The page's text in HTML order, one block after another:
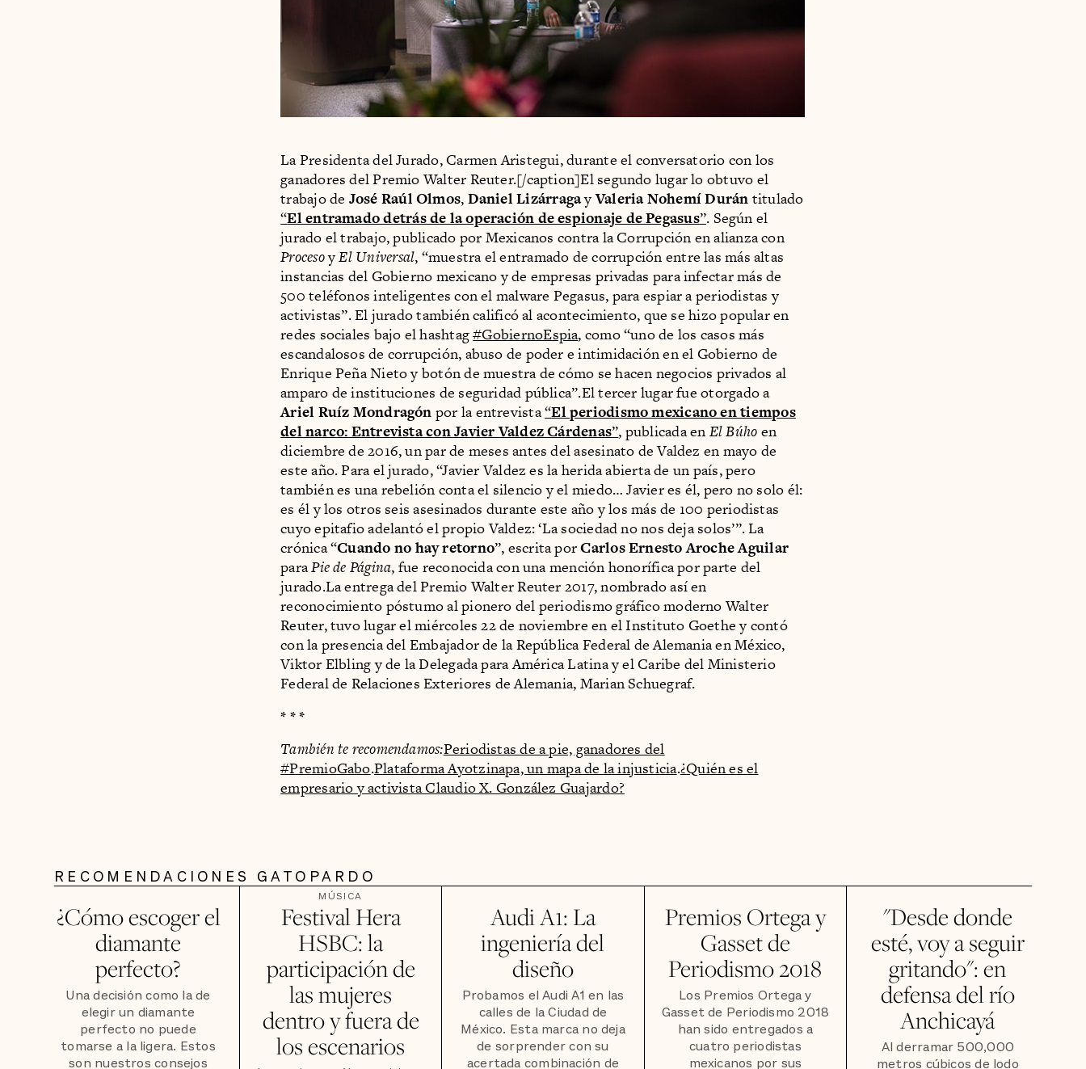
La Presidenta del Jurado, Carmen Aristegui, durante el conversatorio con los
ganadores del Premio Walter Reuter.[/caption]El segundo lugar lo obtuvo el
trabajo de José Raúl Olmos, Daniel LizárragayValeria Nohemí Durán titulado
“El entramado detrás de la operación de espionaje de Pegasus”. Según el
jurado el trabajo, publicado por Mexicanos contra la Corrupción en alianza con
ProcesoyEl Universal, “muestra el entramado de corrupción entre las más altas
instancias del Gobierno mexicano y de empresas privadas para infectar más de
500 teléfonos inteligentes con el malware Pegasus, para espiar a periodistas y
activistas”. El jurado también calificó al acontecimiento, que se hizo popular en
redes sociales bajo el hashtag#GobiernoEspia, como “uno de los casos más
escandalosos de corrupción, abuso de poder e intimidación en el Gobierno de
Enrique Peña Nieto y botón de muestra de cómo se hacen negocios privados al
amparo de instituciones de seguridad pública”.El tercer lugar fue otorgado a
Ariel Ruíz Mondragón por la entrevista“El periodismo mexicano en tiempos
del narco: Entrevista con Javier Valdez Cárdenas”, publicada en El Búho en
diciembre de 2016, un par de meses antes del asesinato de Valdez en mayo de
este año. Para el jurado, “Javier Valdez es la herida abierta de un país, pero
también es una rebelión conta el silencio y el miedo… Javier es él, pero no solo él:
es él y los otros seis asesinados durante este año y los más de 100 periodistas
cuyo epitafio adelantó el propio Valdez: ‘La sociedad no nos deja solos’”. La
crónica “Cuando no hay retorno”, escrita porCarlos Ernesto Aroche Aguilar
paraPie de Página, fue reconocida con una mención honorífica por parte del
jurado.La entrega del Premio Walter Reuter 2017, nombrado así en
reconocimiento póstumo al pionero del periodismo gráfico moderno Walter
Reuter, tuvo lugar el miércoles 22 de noviembre en el Instituto Goethe y contó
con la presencia del Embajador de la República Federal de Alemania en México,
Viktor Elbling y de la Delegada para América Latina y el Caribe del Ministerio
Federal de Relaciones Exteriores de Alemania, Marian Schuegraf.
* * *
También te recomendamos:Periodistas de a pie, ganadores del
#PremioGabo.Plataforma Ayotzinapa, un mapa de la injusticia.¿Quién es el
empresario y activista Claudio X. González Guajardo?
RECOMENDACIONES GATOPARDO
¿Cómo escoger el
diamante
perfecto?
Una decisión como la de
elegir un diamante
perfecto no puede
tomarse a la ligera. Estos
son nuestros consejos
MÚSICA
Festival Hera
HSBC: la
participación de
las mujeres
dentro y fuera de
los escenarios
Audi A1: La
ingeniería del
diseño
Probamos el Audi A1 en las
calles de la Ciudad de
México. Esta marca no deja
de sorprender con su
acertada combinación de
Premios Ortega y
Gasset de
Periodismo 2018
Los Premios Ortega y
Gasset de Periodismo 2018
han sido entregados a
cuatro periodistas
mexicanos por sus
"Desde donde
esté, voy a seguir
gritando": en
defensa del río
Anchicayá
Al derramar 500,000
metros cúbicos de lodo